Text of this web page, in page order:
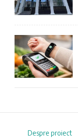
Despre proiect